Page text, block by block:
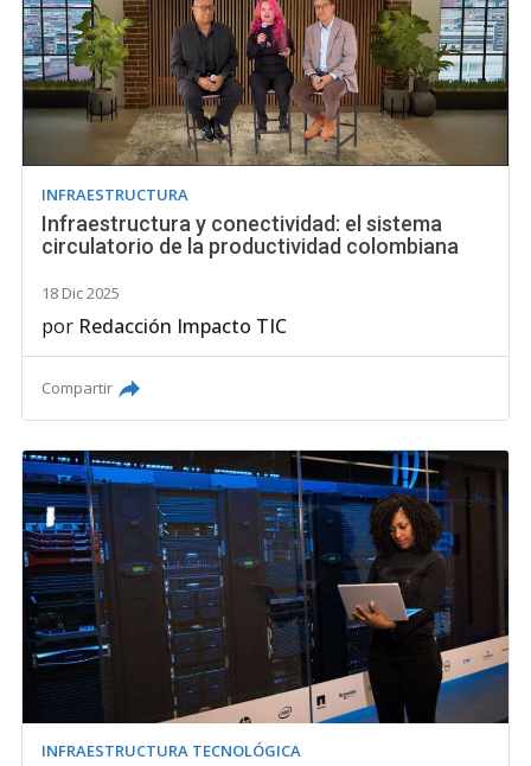
INFRAESTRUCTURA
Infraestructura y conectividad: el sistema
circulatorio de la productividad colombiana
18 Dic 2025
por Redacción Impacto TIC
Compartir
INFRAESTRUCTURA TECNOLÓGICA